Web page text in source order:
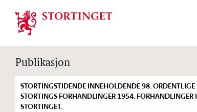
Stortinget.no
Publikasjon
STORTINGSTIDENDE INNEHOLDENDE 98. ORDENTLIGE
STORTINGS FORHANDLINGER 1954. FORHANDLINGER I
STORTINGET.